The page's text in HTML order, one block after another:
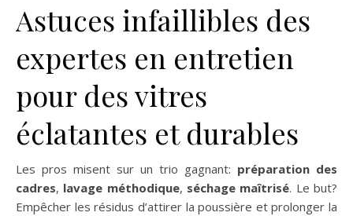
Astuces infaillibles des
expertes en entretien
pour des vitres
éclatantes et durables
Les pros misent sur un trio gagnant: préparation des
cadres, lavage méthodique, séchage maîtrisé. Le but?
Empêcher les résidus d’attirer la poussière et prolonger la